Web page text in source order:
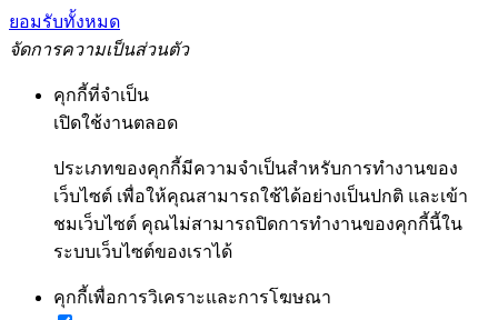
ยอมรับทั้งหมด
จัดการความเป็นส่วนตัว
คุกกี้ที่จำเป็น
เปิดใช้งานตลอด
ประเภทของคุกกี้มีความจำเป็นสำหรับการทำงานของ
เว็บไซต์ เพื่อให้คุณสามารถใช้ได้อย่างเป็นปกติ และเข้า
ชมเว็บไซต์ คุณไม่สามารถปิดการทำงานของคุกกี้นี้ใน
ระบบเว็บไซต์ของเราได้
คุกกี้เพื่อการวิเคราะและการโฆษณา